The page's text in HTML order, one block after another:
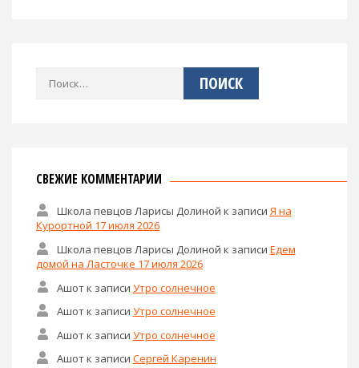
Найти:
СВЕЖИЕ КОММЕНТАРИИ
Школа певцов Ларисы Долиной к записи Я на
Курортной 17 июля 2026
Школа певцов Ларисы Долиной к записи Едем
домой на Ласточке 17 июля 2026
Ашотк записи Утро солнечное
Ашотк записи Утро солнечное
Ашотк записи Утро солнечное
Ашотк записи Сергей Каренин